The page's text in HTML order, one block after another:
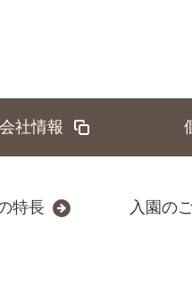
会社情報
特長 入園の